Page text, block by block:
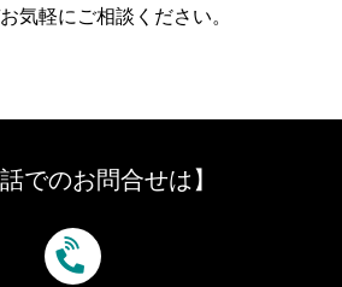
気軽にご相談ください。
話でのお問合せは】